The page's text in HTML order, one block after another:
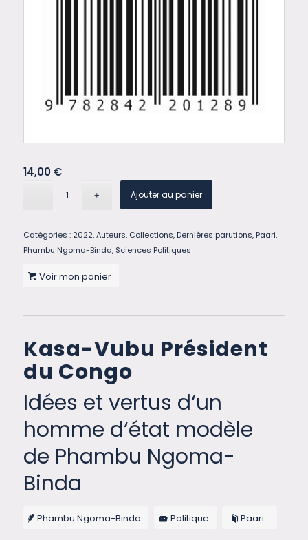
14,00 €
Ajouter au panier
Catégories : 2022,Auteurs, Collections, Dernières parutions, Paari,
Phambu Ngoma-Binda, Sciences Politiques
Voir mon panier
Kasa-Vubu Président
du Congo
Idées et vertus d‘un
homme d‘état modèle
de Phambu Ngoma-
Binda
Phambu Ngoma-Binda Politique Paari